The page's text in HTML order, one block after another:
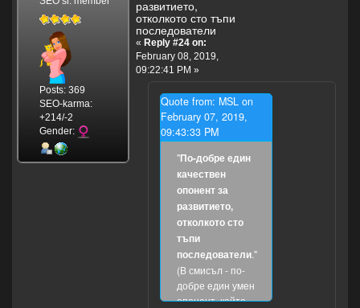
Posts: 369
SEO-karma:
+214/-2
Gender:
развитието,
отколкото сто тъпи
последователи
« Reply #24 on:
February 08, 2019,
09:22:41 PM »
Quote from: MSL on
February 07, 2019,
09:43:33 PM
"По-добре един
качествен
опонент за
развитието,
отколкото сто
тъпи
последователи."
(В смисъл - по-
добре един умен
опонент, който